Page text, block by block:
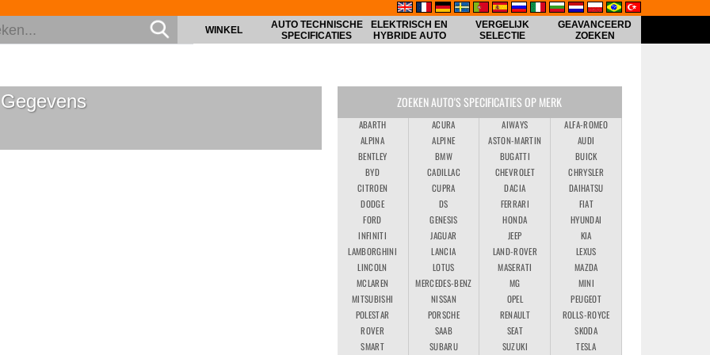
WINKEL
AUTO TECHNISCHE
SPECIFICATIES
ELEKTRISCH EN
HYBRIDE AUTO
VERGELIJK
SELECTIE
GEAVANCEERD
ZOEKEN
ZOEKEN AUTO'S SPECIFICATIES OP MERK
ABARTH ACURA AIWAYS
ALFA-ROMEO
ALPINA
ALPINE ASTON-MARTIN
AUDI
BENTLEY
BMW BUGATTI
BUICK
BYD
CADILLAC CHEVROLET
CHRYSLER
CITROEN
CUPRA DACIA
DAIHATSU
DODGE
DS FERRARI
FIAT
FORD
GENESIS HONDA
HYUNDAI
INFINITI
JAGUAR JEEP
KIA
LAMBORGHINI
LANCIA LAND-ROVER
LEXUS
LINCOLN
LOTUS MASERATI
MAZDA
MCLAREN
MERCEDES-BENZ MG
MINI
MITSUBISHI
NISSAN OPEL
PEUGEOT
POLESTAR
PORSCHE RENAULT
ROLLS-ROYCE
ROVER
SAAB SEAT
SKODA
SMART
SUBARU SUZUKI
TESLA